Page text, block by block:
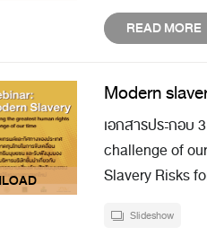
READ MORE
Modern
เอกสารประกอบ
challenge of
Slavery Risks
Slideshow